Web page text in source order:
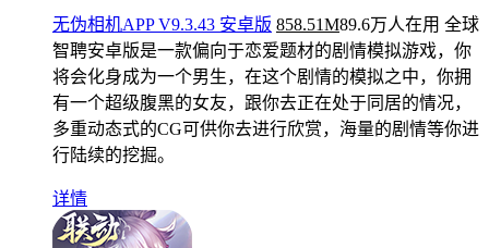
无伪相机APP V9.3.43 安卓版 858.51M89.6万人在用 全球
智聘安卓版是一款偏向于恋爱题材的剧情模拟游戏，你
将会化身成为一个男生，在这个剧情的模拟之中，你拥
有一个超级腹黑的女友，跟你去正在处于同居的情况，
多重动态式的CG可供你去进行欣赏，海量的剧情等你进
行陆续的挖掘。
详情